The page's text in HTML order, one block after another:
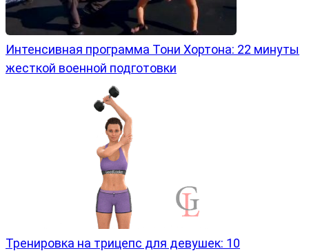
Интенсивная программа Тони Хортона: 22 минуты
жесткой военной подготовки
Тренировка на трицепс для девушек: 10